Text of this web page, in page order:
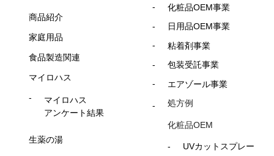
商品紹介
家庭用品
食品製造関連
マイロハス
マイロハス
アンケート結果
生薬の湯
化粧品OEM事業
日用品OEM事業
粘着剤事業
包装受託事業
エアゾール事業
処方例
化粧品OEM
UVカットスプレー